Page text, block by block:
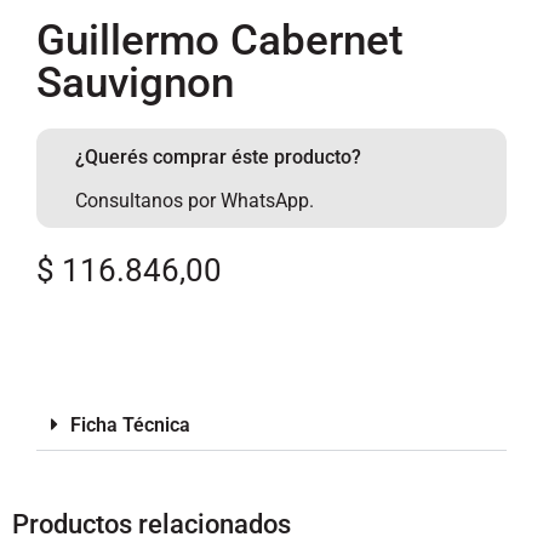
Guillermo Cabernet
Sauvignon
¿Querés comprar éste producto?
Consultanos por WhatsApp.
$ 116.846,00
Ficha Técnica
Productos relacionados